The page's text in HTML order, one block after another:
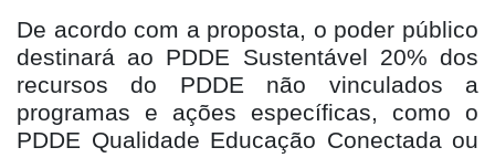
De acordo com a proposta, o poder público
destinará ao PDDE Sustentável 20% dos
recursos do PDDE não vinculados a
programas e ações específicas, como o
PDDE Qualidade Educação Conectada ou